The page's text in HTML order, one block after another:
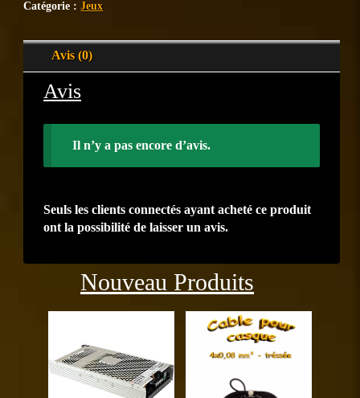
Catégorie :Jeux
Avis (0)
Avis
Il n’y a pas encore d’avis.
Seuls les clients connectés ayant acheté ce produit
ont la possibilité de laisser un avis.
Nouveau Produits
Précédent